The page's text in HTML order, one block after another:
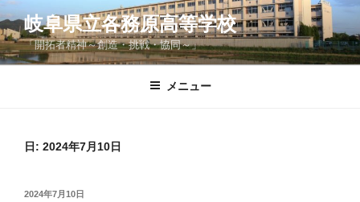
コ
ン
テ
ン
岐阜県立各務原高等学校
「開拓者精神～創造・挑戦・協同～」
メニュー
日: 2024年7月10日
投
2024年7月10日